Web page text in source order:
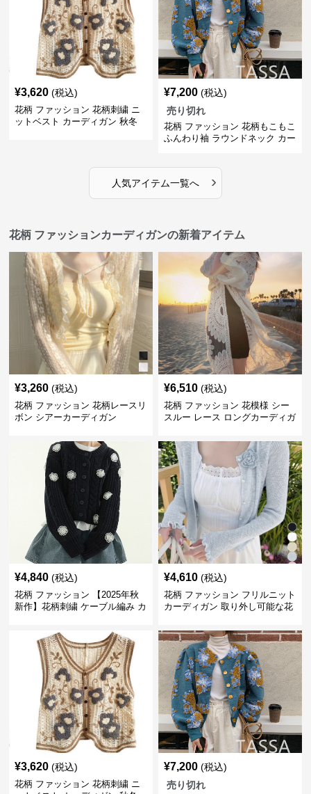
¥3,620 (税込)
花柄 ファッション 花柄刺繍 ニ
ットベスト カーディガン 秋冬
¥7,200 (税込)
売り切れ
花柄 ファッション 花柄もこもこ
ふんわり袖 ラウンドネック カー
人気アイテム一覧へ ›
花柄 ファッションカーディガンの新着アイテム
¥3,260 (税込)
花柄 ファッション 花柄レースリ
ボン シアーカーディガン
¥6,510 (税込)
花柄 ファッション 花模様 シー
スルー レース ロングカーディガ
¥4,840 (税込)
花柄 ファッション 【2025年秋
新作】花柄刺繍 ケーブル編み カ
¥4,610 (税込)
花柄 ファッション フリルニット
カーディガン 取り外し可能な花
¥3,620 (税込)
花柄 ファッション 花柄刺繍 ニ
¥7,200 (税込)
売り切れ